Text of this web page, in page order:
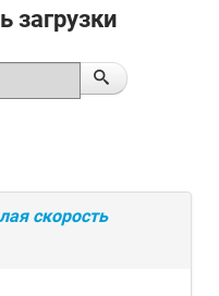
загрузки
скорость